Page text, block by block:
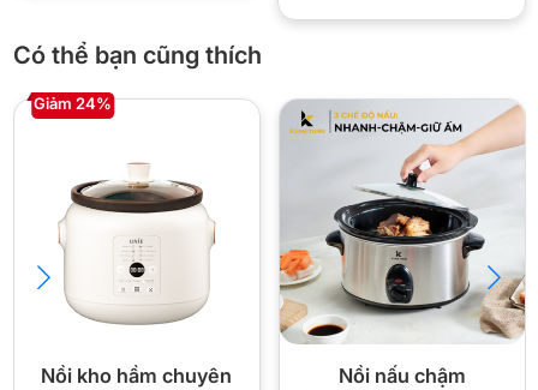
Điện tử
làm sữa chua
🏪 Vì sao nên mua Homepro HP-7M tại
Cellhome?
✅Chính hãng 100%
— xuất hoá đơn VAT đầy đủ, có tem
Có thể bạn cũng thích
Giảm 24%
Nồi kho hầm chuyên
Nồi nấu chậm